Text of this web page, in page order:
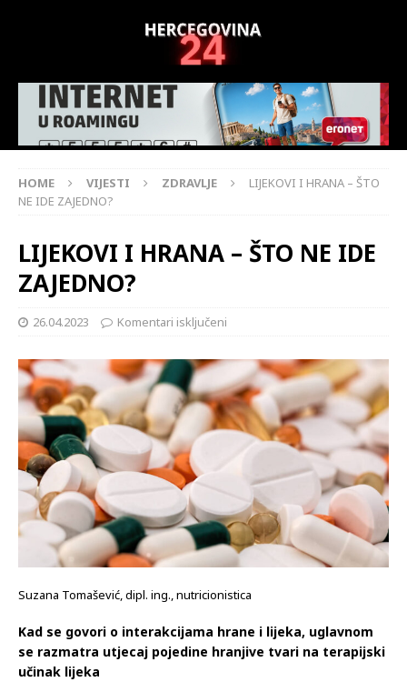
VIJESTI ZDRAVLJE
LIJEKOVI I HRANA – ŠTO
NE IDE ZAJEDNO?
LIJEKOVI I HRANA – ŠTO NE IDE
ZAJEDNO?
Komentari isključeni
Suzana Tomašević, dipl. ing., nutricionistica
Kad se govori o interakcijama hrane i lijeka, uglavnom
se razmatra utjecaj pojedine hranjive tvari na terapijski
učinak lijeka